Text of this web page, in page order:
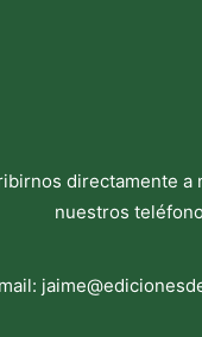
directamente
nuestros